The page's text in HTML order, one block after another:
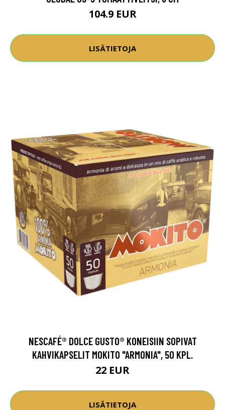
104.9 EUR
LISÄTIETOJA
NESCAFÉ® DOLCE GUSTO® KONEISIIN SOPIVAT
KAHVIKAPSELIT MOKITO "ARMONIA", 50 KPL.
22 EUR
LISÄTIETOJA